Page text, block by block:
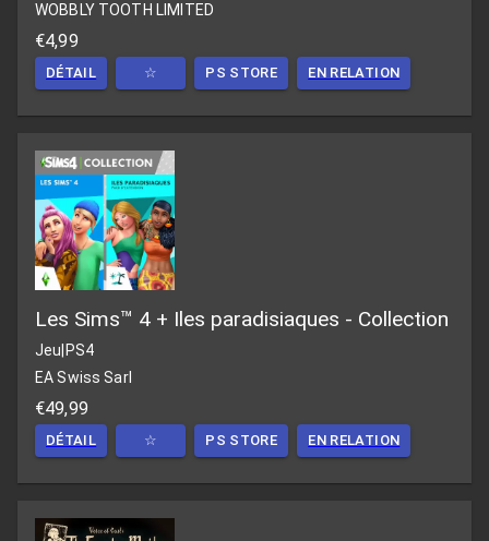
WOBBLY TOOTH LIMITED
€4,99
DÉTAIL ☆ PS STORE EN RELATION
Les Sims™ 4 + Iles paradisiaques - Collection
Jeu PS4
EA Swiss Sarl
€49,99
DÉTAIL ☆ PS STORE EN RELATION